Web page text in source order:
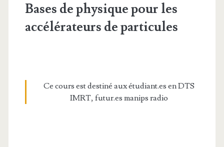
Bases de physique pour les
accélérateurs de particules
Ce cours est destiné aux étudiant.es en DTS
IMRT, futur.es manips radio